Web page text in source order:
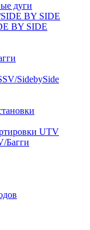
дуги
BY SIDE
BY SIDE
SidebySide
UTV
Багги